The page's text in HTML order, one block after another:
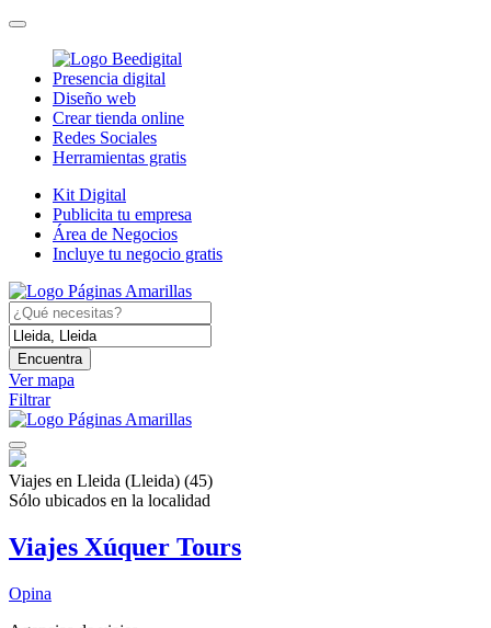
Presencia digital
Diseño web
Crear tienda online
Redes Sociales
Herramientas gratis
Kit Digital
Publicita tu empresa
Área de Negocios
Incluye tu negocio gratis
Encuentra
Ver mapa
Filtrar
Viajes en Lleida (Lleida) (45)
Sólo ubicados en la localidad
Viajes Xúquer Tours
Opina